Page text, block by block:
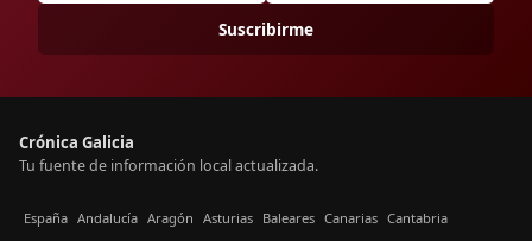
Suscribirme
Crónica Galicia
Tu fuente de información local actualizada.
España Andalucía Aragón Asturias Baleares Canarias Cantabria